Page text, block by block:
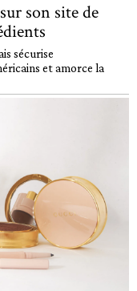
son site de
sécurise
et amorce la